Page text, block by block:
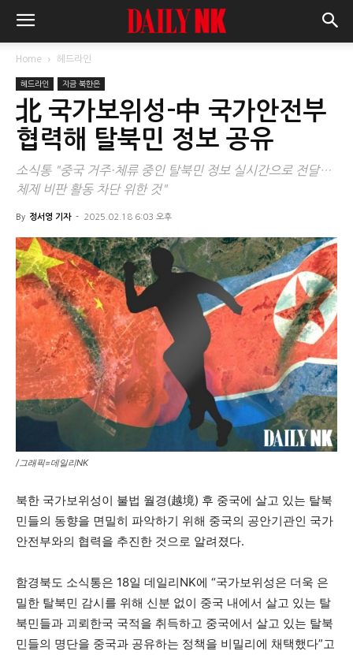
Home 헤드라인
헤드라인 지금 북한은
北 국가보위성-中 국가안전부
협력해 탈북민 정보 공유
소식통 "중국 거주·체류 중인 탈북민 정보 실시간으로 전달…
체제 비판 활동 차단 위한 것"
By 정서영 기자 - 2025.02.18 6:03 오후
/그래픽=데일리NK
북한 국가보위성이 불법 월경(越境) 후 중국에 살고 있는 탈북
민들의 동향을 면밀히 파악하기 위해 중국의 공안기관인 국가
안전부와의 협력을 추진한 것으로 알려졌다.
함경북도 소식통은 18일 데일리NK에 “국가보위성은 더욱 은
밀한 탈북민 감시를 위해 신분 없이 중국 내에서 살고 있는 탈
북민들과 괴뢰한국 국적을 취득하고 중국에서 살고 있는 탈북
민들의 명단을 중국과 공유하는 정책을 비밀리에 채택했다”고